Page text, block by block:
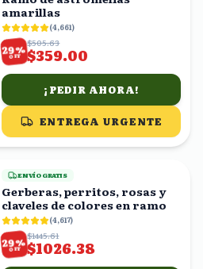
amarillas
(4,661)
29%
OFF
$505.63
$359.00
¡PEDIR AHORA!
ENTREGA URGENTE
ENVÍO GRATIS
Gerberas, perritos, rosas y
claveles de colores en ramo
(4,617)
29%
OFF
$1445.61
$1026.38